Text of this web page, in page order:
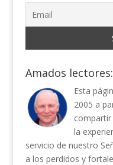
Amados lectores:
Esta
2005 a
la
servicio de nuestro
a los perdidos y